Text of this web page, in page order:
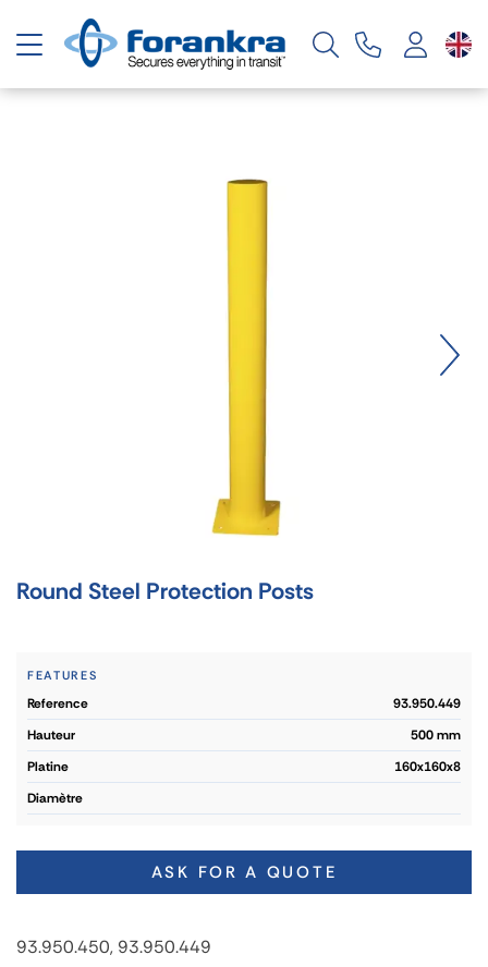
Toggle navigation
Round Steel Protection Posts
FEATURES
reference
93.950.449
hauteur
500 mm
platine
160x160x8
diamètre
ASK FOR A QUOTE
93.950.450, 93.950.449